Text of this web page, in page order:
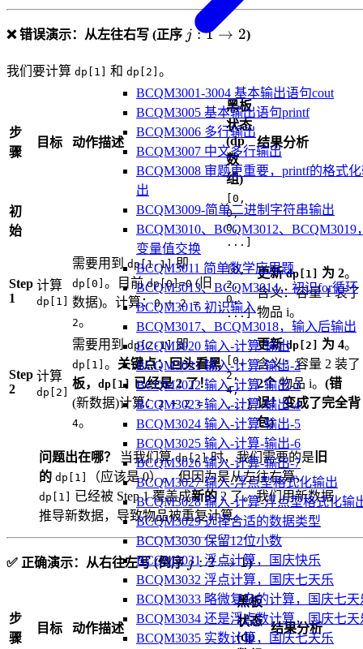
BCQM3001-3004 基本输出语句cout
BCQM3005 基本输出语句printf
BCQM3006 多行输出
BCQM3007 中文多行输出
BCQM3008 审题更重要，printf的格式
出
BCQM3009-简单二进制字符串输出
BCQM3010、BCQM3012、BCQM3019
变量值交换
BCQM3011 简单数学应用题
BCQM3013、BCQM3014，初识for循环
BCQM3016 初识输入
BCQM3017、BCQM3018，输入后输出
BCQM3020 输入-计算-输出
BCQM3021 输入-计算-输出-2
BCQM3022 输入-计算-输出-3
BCQM3023 输入-计算-输出-4
BCQM3024 输入-计算-输出-5
BCQM3025 输入-计算-输出-6
BCQM3026 输入-计算-输出-7
BCQM3027 输入-浮点型格式化输出
BCQM3028 输入-计算-浮点型格式化输
BCQM3029 选择合适的数据类型
BCQM3030 保留12位小数
BCQM3031 浮点计算，国庆快乐
BCQM3032 浮点计算，国庆七天乐
BCQM3033 略微复杂的计算，国庆七天
BCQM3034 还是浮点数计算，国庆七天
BCQM3035 实数计算，国庆七天乐
❌ 错误演示：从左往右写 (正序 j: 1
j : 1 → 2)
我们要计算 dp[1] 和 dp[2] 。
步
骤
目标 动作描述
黑板
状态
(dp
数
组)
结果分析
初
始
[0,
0,
0,
...]
Step
1
计算
dp[1]
需要用到 dp[1-1]即
dp[0] 。目前dp[0]=0 (旧
数据)。计算：0 + 2 =
2。
[0,
2,
0,
...]
更新dp[1] 为 2。
含义：容量 1 装了
物品 i。
Step
2
计算
dp[2]
需要用到dp[2-1]即
dp[1] 。 关键点：回头看黑
板， dp[1] 已经是 2 了！
(新数据)计算：2 + 2 =
4。
[0,
2,
4,
...]
更新dp[2] 为 4。
含义：容量 2 装了
2个物品 i。 (错
误！变成了完全背
包)
问题出在哪？ 当我们算dp[2]时，我们需要的是 旧
的 dp[1] （应该是 0）。 但因为是从左往右算，
dp[1] 已经被 Step 1 覆盖成新的 2 了。我们用新数据
推导新数据，导致物品被重复计算。
✅ 正确演示：从右往左写 (倒序j: 2
\rightarrow
1
j : 2 → 1)
步
骤
目标 动作描述
黑板
状态
(dp
结果分析